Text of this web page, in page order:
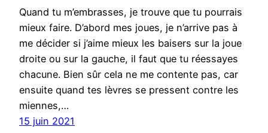
Quand tu m’embrasses, je trouve que tu pourrais
mieux faire. D’abord mes joues, je n’arrive pas à
me décider si j’aime mieux les baisers sur la joue
droite ou sur la gauche, il faut que tu réessayes
chacune. Bien sûr cela ne me contente pas, car
ensuite quand tes lèvres se pressent contre les
miennes,…
15 juin 2021